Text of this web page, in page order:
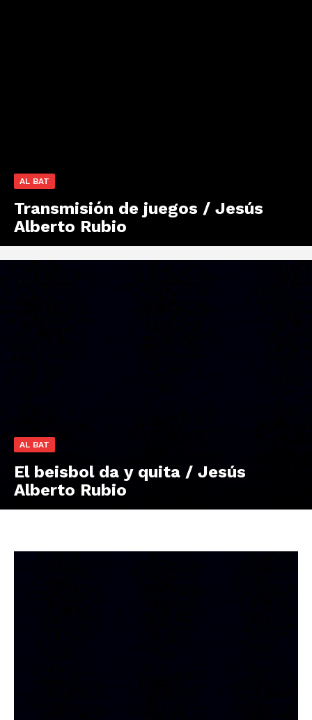
AL BAT
Transmisión de juegos / Jesús
Alberto Rubio
AL BAT
El beisbol da y quita / Jesús
Alberto Rubio